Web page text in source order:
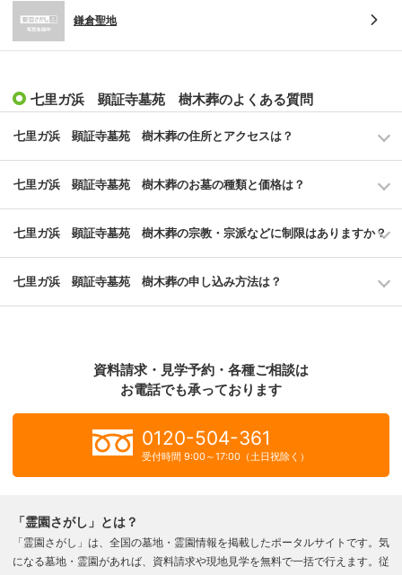
鎌倉聖地
七里ガ浜 顕証寺墓苑 樹木葬のよくある質問
七里ガ浜 顕証寺墓苑 樹木葬の住所とアクセスは？
七里ガ浜 顕証寺墓苑 樹木葬のお墓の種類と価格は？
七里ガ浜 顕証寺墓苑 樹木葬の宗教・宗派などに制限はありますか？
七里ガ浜 顕証寺墓苑 樹木葬の申し込み方法は？
資料請求・見学予約・各種ご相談は
お電話でも承っております
0120-504-361
受付時間 9:00～17:00（土日祝除く）
「霊園さがし」とは？
「霊園さがし」は、全国の墓地・霊園情報を掲載したポータルサイトです。気
になる墓地・霊園があれば、資料請求や現地見学を無料で一括で行えます。従